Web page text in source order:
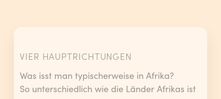
VIER HAUPTRICHTUNGEN
Was isst man typischerweise in Afrika?
So unterschiedlich wie die Länder Afrikas ist